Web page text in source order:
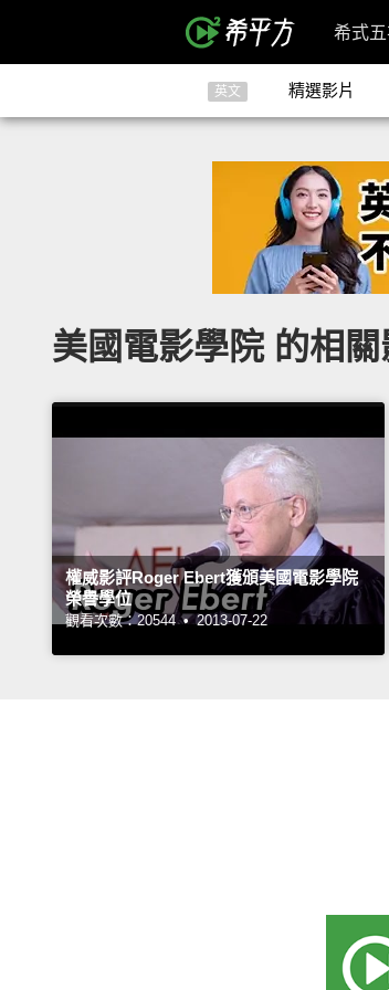
希式五
英文 精選影片
美國電影學院 的相關
權威影評Roger Ebert獲頒美國電影學院
榮譽學位
觀看次數：20544 • 2013-07-22